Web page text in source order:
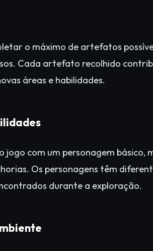
o máximo de artefatos
Cada artefato recolhido
áreas e habilidades.
jogo com um personagem básico,
Os personagens têm
durante a exploração.